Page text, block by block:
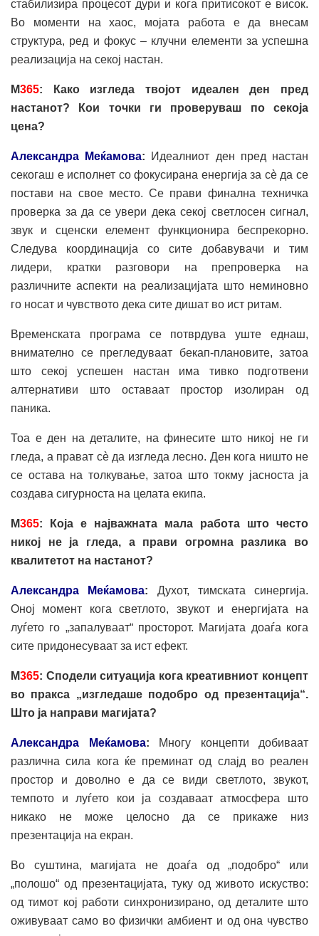
стабилизира процесот дури и кога притисокот е висок.
Во моменти на хаос, мојата работа е да внесам
структура, ред и фокус – клучни елементи за успешна
реализација на секој настан.
М365: Како изгледа твојот идеаленден пред
настанот? Кои точки ги проверуваш по секоја
цена?
Александра Меќамова: Идеалниот ден пред настан
секогаш е исполнет со фокусирана енергија за сè да се
постави на свое место. Се прави финална техничка
проверка за да се увери дека секој светлосен сигнал,
звук и сценски елемент функционира беспрекорно.
Следува координација со сите добавувачи и тим
лидери, кратки разговори на препроверка на
различните аспекти на реализацијата што неминовно
го носат и чувството дека сите дишат во ист ритам.
Временската програма се потврдува уште еднаш,
внимателно се прегледуваат бекап-плановите, затоа
што секој успешен настан има тивко подготвени
алтернативи што оставаат простор изолиран од
паника.
Тоа е ден на деталите, на финесите што никој не ги
гледа, а прават сè да изгледа лесно. Ден кога ништо не
се остава на толкување, затоа што токму јасноста ја
создава сигурноста на целата екипа.
М365: Која е најважната мала работа што често
никој не ја гледа, а прави огромна разлика во
квалитетот на настанот?
Александра Меќамова: Духот, тимската синергија.
Оној момент кога светлото, звукот и енергијата на
луѓето го „запалуваат“ просторот. Магијата доаѓа кога
сите придонесуваат за ист ефект.
М365: Сподели ситуација кога креативниот концепт
во пракса „изгледаше подобро од презентација“.
Што ја направи магијата?
Александра Меќамова: Многу концепти добиваат
различна сила кога ќе преминат од слајд во реален
простор и доволно е да се види светлото, звукот,
темпото и луѓето кои ја создаваат атмосфера што
никако не може целосно да се прикаже низ
презентација на екран.
Во суштина, магијата не доаѓа од „подобро“ или
„полошо“ од презентацијата, туку од живото искуство:
од тимот кој работи синхронизирано, од деталите што
оживуваат само во физички амбиент и од она чувство